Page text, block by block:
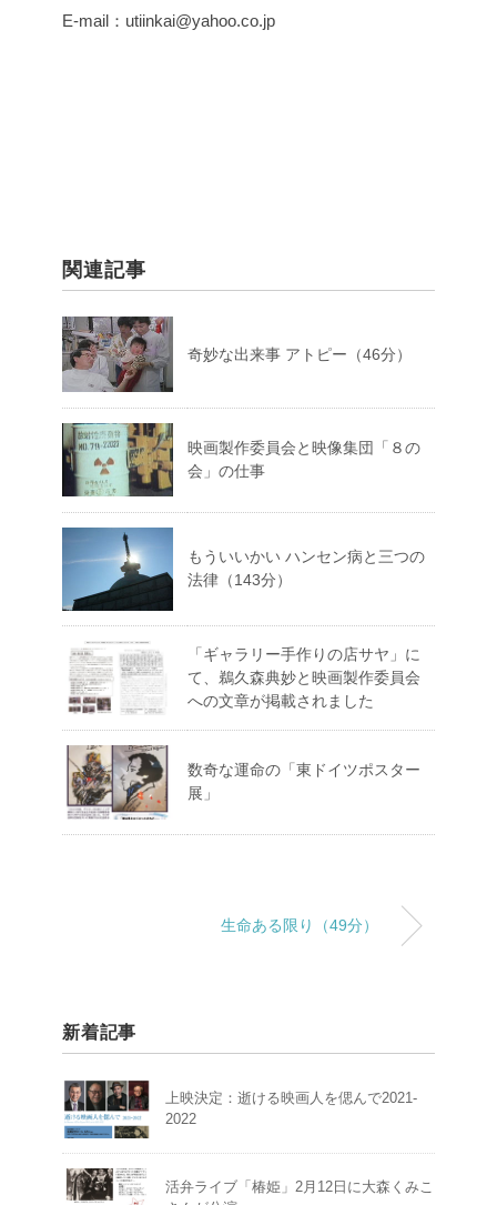
E-mail：utiinkai@yahoo.co.jp
関連記事
奇妙な出来事 アトピー（46分）
映画製作委員会と映像集団「８の
会」の仕事
もういいかい ハンセン病と三つの
法律（143分）
「ギャラリー手作りの店サヤ」に
て、鵜久森典妙と映画製作委員会
への文章が掲載されました
数奇な運命の「東ドイツポスター
展」
生命ある限り（49分）
新着記事
上映決定：逝ける映画人を偲んで2021-
2022
活弁ライブ「椿姫」2月12日に大森くみこ